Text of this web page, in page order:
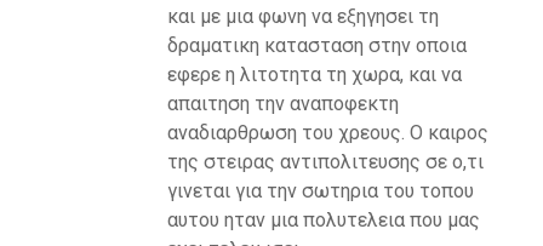
και με μια φωνη να εξηγησει τη
δραματικη κατασταση στην οποια
εφερε η λιτοτητα τη χωρα, και να
απαιτηση την αναποφεκτη
αναδιαρθρωση του χρεους. Ο καιρος
της στειρας αντιπολιτευσης σε ο,τι
γινεται για την σωτηρια του τοπου
αυτου ηταν μια πολυτελεια που μας